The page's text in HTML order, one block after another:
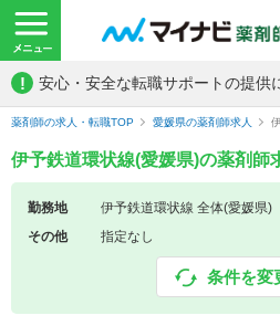
! 安心・安全な転職サポートの提供
薬剤師の求人・転職TOP 愛媛県の薬剤師求人
伊予鉄道環状線(愛媛県)の薬剤師
勤務地
伊予鉄道環状線 全体(愛媛県)
その他
指定なし
条件を変